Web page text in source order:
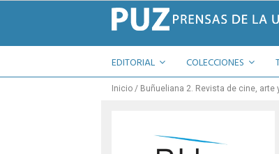
EDITORIAL COLECCIONES
Inicio Buñueliana 2. Revista de cine, arte